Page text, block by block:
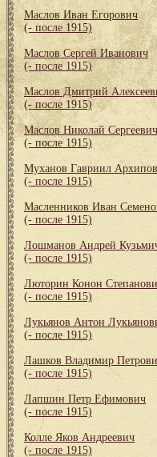
Маслов Иван Егорович
(- после 1915)
Маслов Сергей Иванович
(- после 1915)
Маслов Дмитрий
(- после 1915)
Маслов Николай Сергеевич
(- после 1915)
Муханов Гавриил
(- после 1915)
Масленников Иван
(- после 1915)
Лошманов Андрей
(- после 1915)
Люторин Конон
(- после 1915)
Лукьянов Антон
(- после 1915)
Лашков Владимир
(- после 1915)
Лапшин Петр Ефимович
(- после 1915)
Колле Яков Андреевич
(- после 1915)